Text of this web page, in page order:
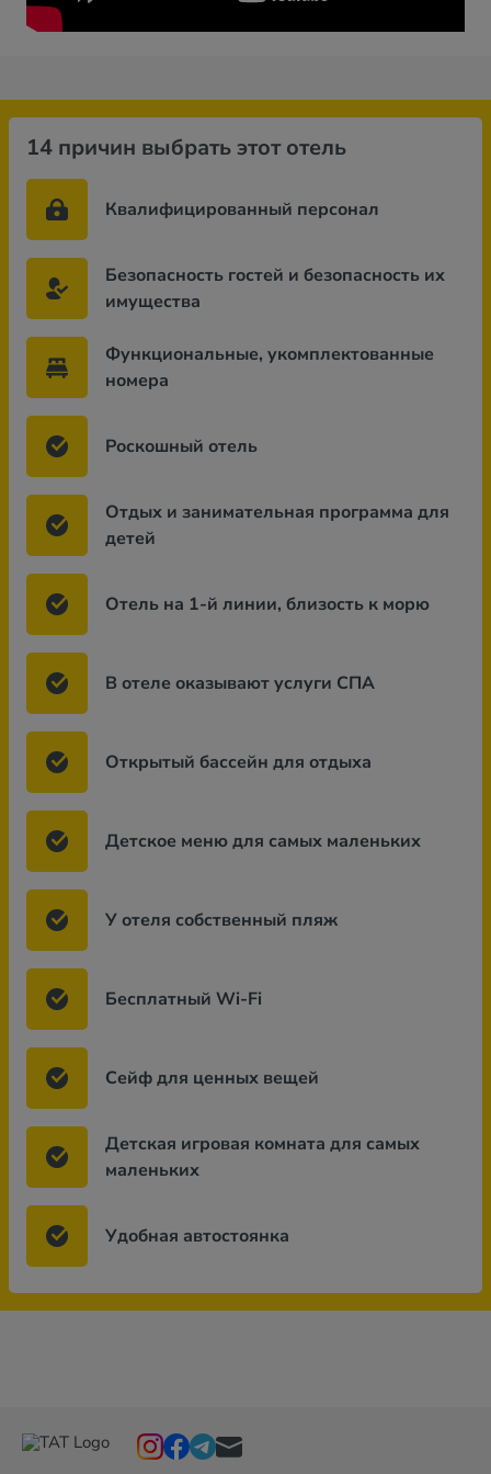
14 причин выбрать этот отель
Квалифицированный персонал
Безопасность гостей и безопасность их
имущества
Функциональные, укомплектованные
номера
Роскошный отель
Отдых и занимательная программа для
детей
Отель на 1-й линии, близость к морю
В отеле оказывают услуги СПА
Открытый бассейн для отдыха
Детское меню для самых маленьких
У отеля собственный пляж
Бесплатный Wi-Fi
Сейф для ценных вещей
Детская игровая комната для самых
маленьких
Удобная автостоянка